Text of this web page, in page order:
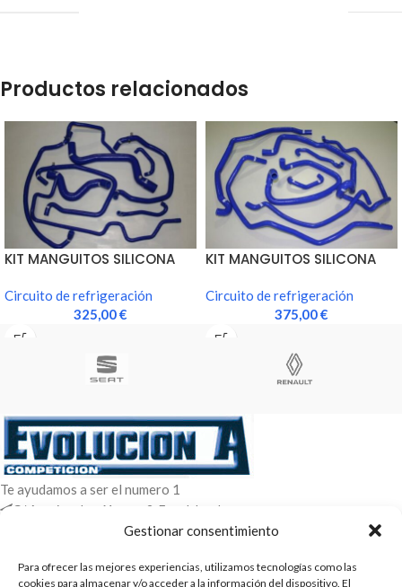
Gestionar consentimiento
Para ofrecer las mejores experiencias, utilizamos tecnologías como las
cookies para almacenar y/o acceder a la información del dispositivo. El
Productos relacionados
KIT MANGUITOS SILICONA
Circuito de refrigeración
325,00€
KIT MANGUITOS SILICONA
Circuito de refrigeración
375,00€
Te ayudamos a ser el numero 1
C/ Arquimedes 61 nave 2. Fuenlabrada
WhatsApp +34 670604426